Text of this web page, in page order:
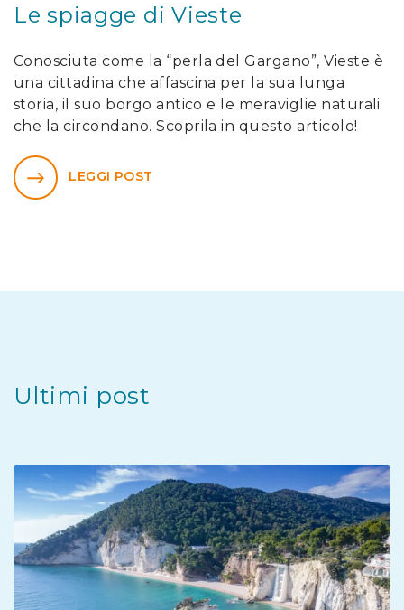
Le spiagge di Vieste
Conosciuta come la “perla del Gargano”, Vieste è
una cittadina che affascina per la sua lunga
storia, il suo borgo antico e le meraviglie naturali
che la circondano. Scoprila in questo articolo!
LEGGI POST
Ultimi post